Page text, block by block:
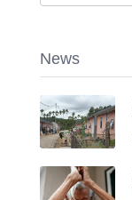
News